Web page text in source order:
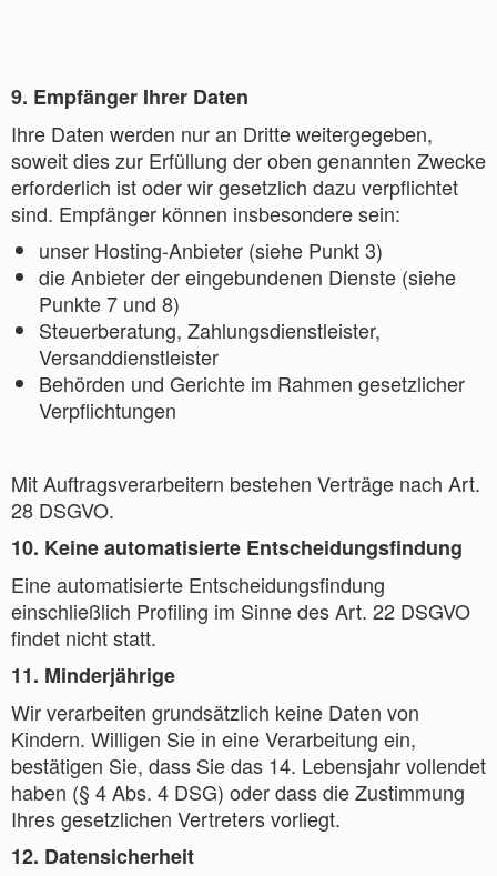
9. Empfänger Ihrer Daten
Ihre Daten werden nur an Dritte weitergegeben,
soweit dies zur Erfüllung der oben genannten Zwecke
erforderlich ist oder wir gesetzlich dazu verpflichtet
sind. Empfänger können insbesondere sein:
unser Hosting-Anbieter (siehe Punkt 3)
die Anbieter der eingebundenen Dienste (siehe
Punkte 7 und 8)
Steuerberatung, Zahlungsdienstleister,
Versanddienstleister
Behörden und Gerichte im Rahmen gesetzlicher
Verpflichtungen
Mit Auftragsverarbeitern bestehen Verträge nach Art.
28 DSGVO.
10. Keine automatisierte Entscheidungsfindung
Eine automatisierte Entscheidungsfindung
einschließlich Profiling im Sinne des Art. 22 DSGVO
findet nicht statt.
11. Minderjährige
Wir verarbeiten grundsätzlich keine Daten von
Kindern. Willigen Sie in eine Verarbeitung ein,
bestätigen Sie, dass Sie das 14. Lebensjahr vollendet
haben (§ 4 Abs. 4 DSG) oder dass die Zustimmung
Ihres gesetzlichen Vertreters vorliegt.
12. Datensicherheit